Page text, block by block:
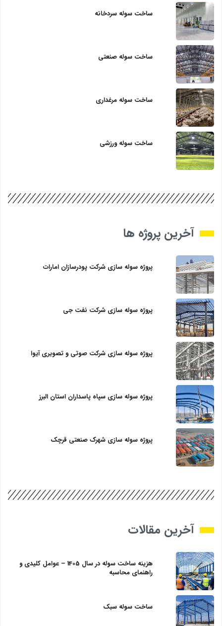
ساخت سوله سردخانه
ساخت سوله صنعتی
ساخت سوله مرغداری
ساخت سوله ورزشی
آخرین پروژه ها
پروژه سوله سازی شرکت پودرسازان امارات
پروژه سوله سازی شرکت نفت جی
پروژه سوله سازی شرکت صوتی و تصویری آیوا
پروژه سوله سازی سپاه پاسداران استان البرز
پروژه سوله سازی شهرک صنعتی قرچک
آخرین مقالات
هزینه ساخت سوله در سال 1405 – عوامل کلیدی و
راهنمای محاسبه
ساخت سوله سبک